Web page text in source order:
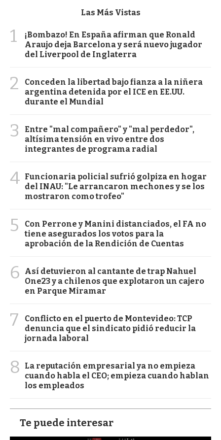
Las Más Vistas
1
¡Bombazo! En España afirman que Ronald
Araujo deja Barcelona y será nuevo jugador
del Liverpool de Inglaterra
2
Conceden la libertad bajo fianza a la niñera
argentina detenida por el ICE en EE.UU.
durante el Mundial
3
Entre "mal compañero" y "mal perdedor",
altísima tensión en vivo entre dos
integrantes de programa radial
4 Funcionaria policial sufrió golpiza en hogar
del INAU: "Le arrancaron mechones y se los
mostraron como trofeo"
5
Con Perrone y Manini distanciados, el FA no
tiene asegurados los votos para la
aprobación de la Rendición de Cuentas
6
Así detuvieron al cantante de trap Nahuel
One23 y a chilenos que explotaron un cajero
en Parque Miramar
7
Conflicto en el puerto de Montevideo: TCP
denuncia que el sindicato pidió reducir la
jornada laboral
8
La reputación empresarial ya no empieza
cuando habla el CEO; empieza cuando hablan
los empleados
Te puede interesar